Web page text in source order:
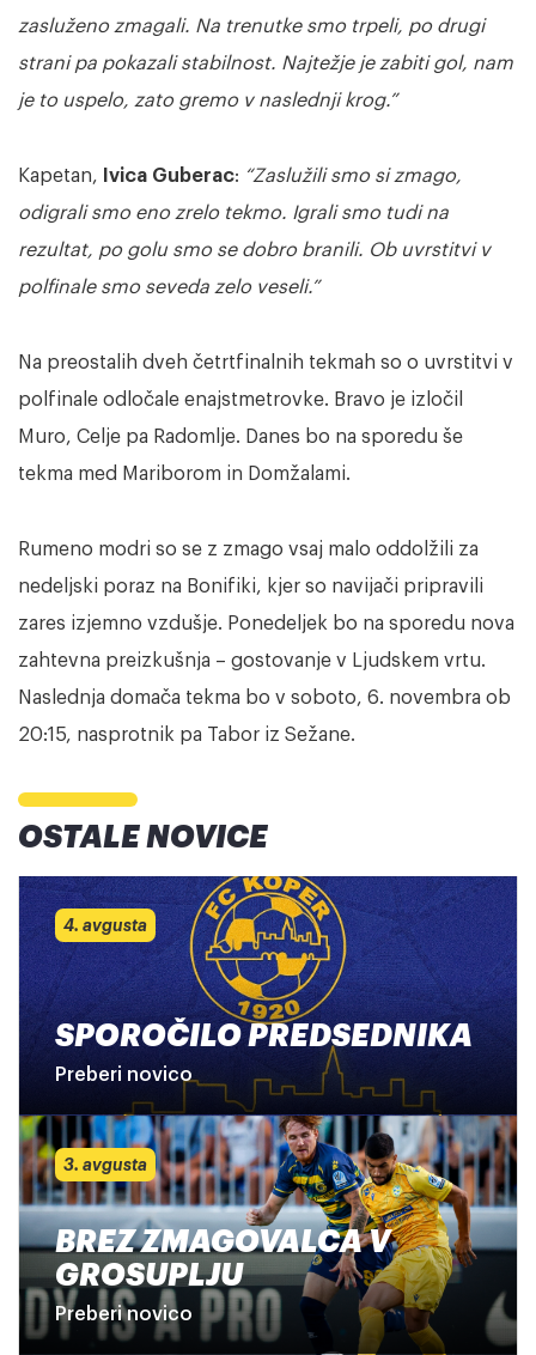
zasluženo zmagali. Na trenutke smo trpeli, po drugi
strani pa pokazali stabilnost. Najtežje je zabiti gol, nam
je to uspelo, zato gremo v naslednji krog.”
Kapetan, Ivica Guberac: “Zaslužili smo si zmago,
odigrali smo eno zrelo tekmo. Igrali smo tudi na
rezultat, po golu smo se dobro branili. Ob uvrstitvi v
polfinale smo seveda zelo veseli.”
Na preostalih dveh četrtfinalnih tekmah so o uvrstitvi v
polfinale odločale enajstmetrovke. Bravo je izločil
Muro, Celje pa Radomlje. Danes bo na sporedu še
tekma med Mariborom in Domžalami.
Rumeno modri so se z zmago vsaj malo oddolžili za
nedeljski poraz na Bonifiki, kjer so navijači pripravili
zares izjemno vzdušje. Ponedeljek bo na sporedu nova
zahtevna preizkušnja – gostovanje v Ljudskem vrtu.
Naslednja domača tekma bo v soboto, 6. novembra ob
20:15, nasprotnik pa Tabor iz Sežane.
OSTALE NOVICE
4. avgusta
SPOROČILO PREDSEDNIKA
Preberi novico
3. avgusta
BREZ ZMAGOVALCA V
GROSUPLJU
Preberi novico